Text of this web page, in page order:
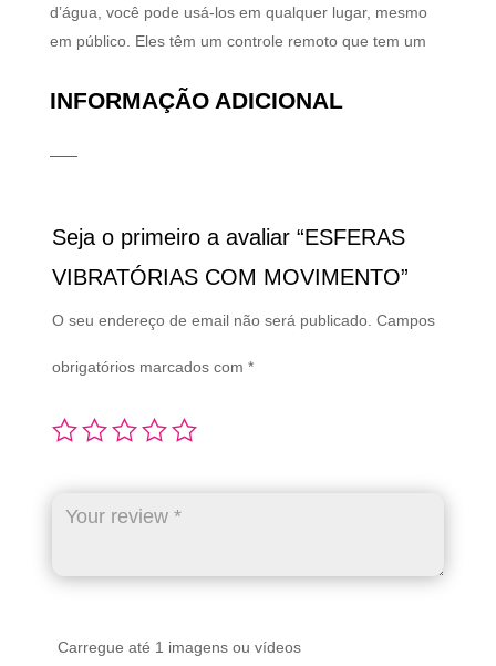
d’água, você pode usá-los em qualquer lugar, mesmo
em público. Eles têm um controle remoto que tem um
INFORMAÇÃO ADICIONAL
Seja o primeiro a avaliar “ESFERAS
VIBRATÓRIAS COM MOVIMENTO”
O seu endereço de email não será publicado. Campos
obrigatórios marcados com *
Carregue até 1 imagens ou vídeos